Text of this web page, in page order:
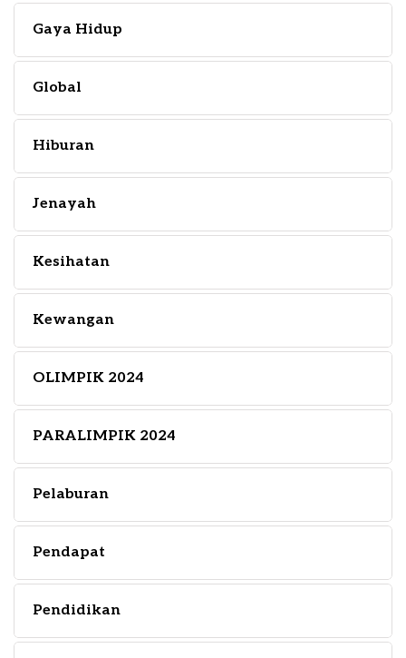
Gaya Hidup
Global
Hiburan
Jenayah
Kesihatan
Kewangan
OLIMPIK 2024
PARALIMPIK 2024
Pelaburan
Pendapat
Pendidikan